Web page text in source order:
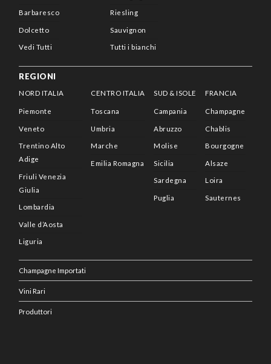
Barbaresco
Dolcetto
Vedi Tutti
Riesling
Sauvignon
Tutti i bianchi
REGIONI
NORD ITALIA
Piemonte
Veneto
Trentino Alto
Adige
Friuli Venezia
Giulia
Lombardia
Valle d’Aosta
Liguria
CENTRO ITALIA
Toscana
Umbria
Marche
Emilia Romagna
SUD & ISOLE
Campania
Abruzzo
Molise
Sicilia
Sardegna
Puglia
FRANCIA
Champagne
Chablis
Bourgogne
Alsaze
Loira
Sauternes
Champagne Importati
Vini Rari
Produttori